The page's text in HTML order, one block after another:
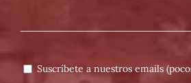
Suscríbete a nuestros emails